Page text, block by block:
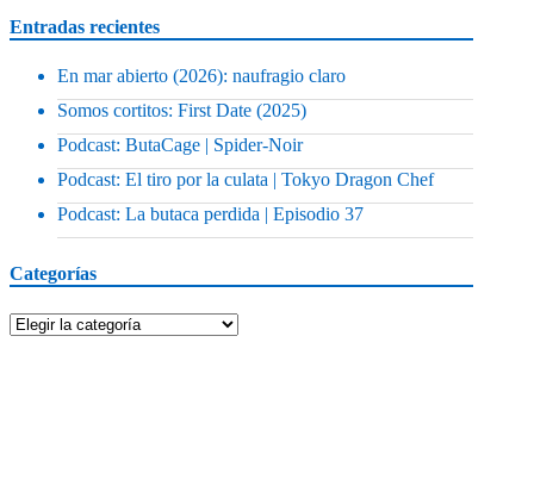
Entradas recientes
En mar abierto (2026): naufragio claro
Somos cortitos: First Date (2025)
Podcast: ButaCage | Spider-Noir
Podcast: El tiro por la culata | Tokyo Dragon Chef
Podcast: La butaca perdida | Episodio 37
Categorías
Categorías